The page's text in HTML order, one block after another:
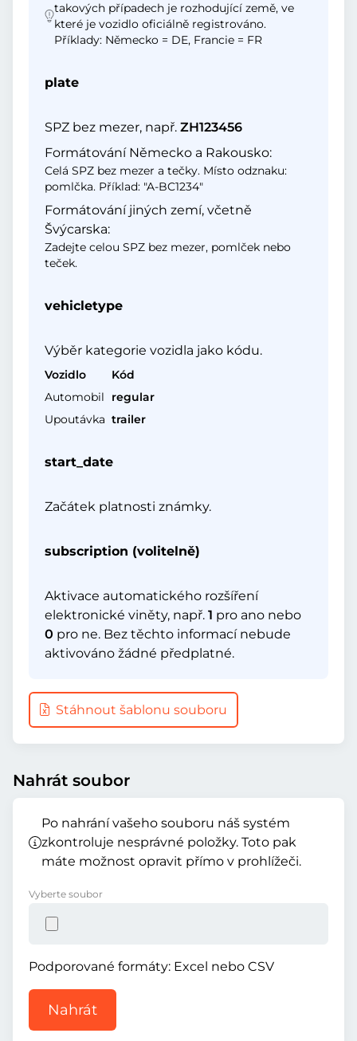
takových případech je rozhodující země, ve
které je vozidlo oficiálně registrováno.
Příklady: Německo = DE, Francie = FR
plate
SPZ bez mezer, např. ZH123456
Formátování Německo a Rakousko:
Celá SPZ bez mezer a tečky. Místo odznaku:
pomlčka. Příklad: "A-BC1234"
Formátování jiných zemí, včetně
Švýcarska:
Zadejte celou SPZ bez mezer, pomlček nebo
teček.
vehicletype
Výběr kategorie vozidla jako kódu.
Vozidlo
Kód
Automobil
regular
Upoutávka trailer
start_date
Začátek platnosti známky.
subscription (volitelně)
Aktivace automatického rozšíření
elektronické viněty, např. 1 pro ano nebo
0 pro ne. Bez těchto informací nebude
aktivováno žádné předplatné.
Stáhnout šablonu souboru
Nahrát soubor
Po nahrání vašeho souboru náš systém
zkontroluje nesprávné položky. Toto pak
máte možnost opravit přímo v prohlížeči.
Vyberte soubor
Podporované formáty: Excel nebo CSV
Nahrát